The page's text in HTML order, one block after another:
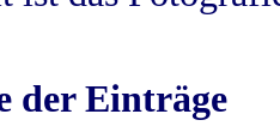
der Einträge